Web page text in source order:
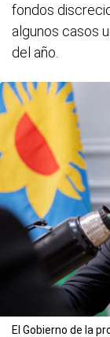
fondos
algunos casos
del año.
El Gobierno de la